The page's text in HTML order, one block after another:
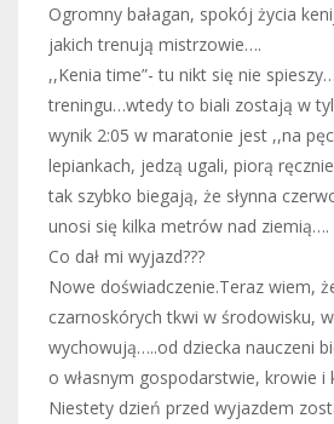
Ogromny bałagan, spokój życia
jakich trenują mistrzowie….
,,Kenia time”- tu nikt się nie
treningu…wtedy to biali zostają w
wynik 2:05 w maratonie jest ,,na
lepiankach, jedzą ugali, piorą
tak szybko biegają, że słynna
unosi się kilka metrów nad ziemią….
Co dał mi wyjazd???
Nowe doświadczenie.Teraz wiem,
czarnoskórych tkwi w środowisku,
wychowują…..od dziecka nauczeni
o własnym gospodarstwie, krowie i
Niestety dzień przed wyjazdem